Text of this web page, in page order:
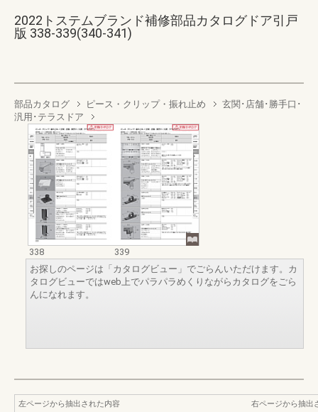
2022トステムブランド補修部品カタログドア引戸
版 338-339(340-341)
部品カタログ ピース・クリップ・振れ止め
玄関･店舗･勝手口･
汎用･テラスドア
338
339
お探しのページは「カタログビュー」でごらんいただけます。カ
タログビューではweb上でパラパラめくりながらカタログをごら
んになれます。
左ページから抽出された内容
右ページから抽出